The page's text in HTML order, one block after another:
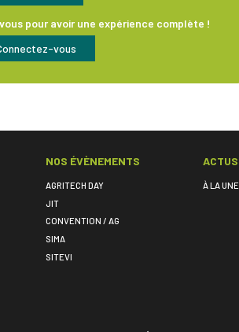
pour avoir une expérience complète !
vous
NOS ÉVÈNEMENTS
AGRITECH DAY
JIT
CONVENTION / AG
SIMA
SITEVI
ACTUS
À LA UNE